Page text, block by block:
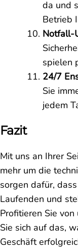
da und
Betrieb
Notfall-
spielen
24/7
Sie
jedem
Fazit
Mit uns an Ihrer
mehr um die
sorgen dafür,
Laufenden und
Profitieren Sie
Sie sich auf das,
Geschäft